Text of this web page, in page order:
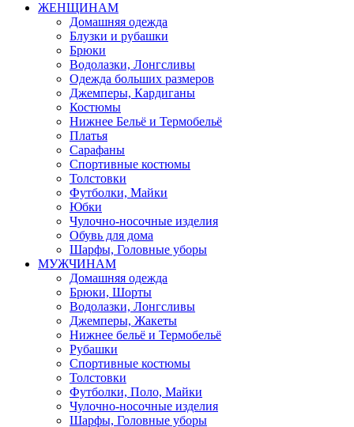
ЖЕНЩИНАМ
Домашняя одежда
Блузки и рубашки
Брюки
Водолазки, Лонгсливы
Одежда больших размеров
Джемперы, Кардиганы
Костюмы
Нижнее Бельё и Термобельё
Платья
Сарафаны
Спортивные костюмы
Толстовки
Футболки, Майки
Юбки
Чулочно-носочные изделия
Обувь для дома
Шарфы, Головные уборы
МУЖЧИНАМ
Домашняя одежда
Брюки, Шорты
Водолазки, Лонгсливы
Джемперы, Жакеты
Нижнее бельё и Термобельё
Рубашки
Спортивные костюмы
Толстовки
Футболки, Поло, Майки
Чулочно-носочные изделия
Шарфы, Головные уборы